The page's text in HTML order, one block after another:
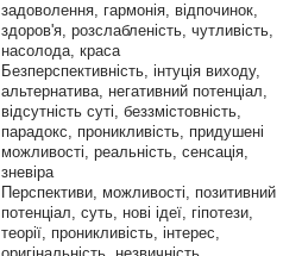
задоволення, гармонія, відпочинок,
здоров'я, розслабленість, чутливість,
насолода, краса
Безперспективність, інтуція виходу,
альтернатива, негативний потенціал,
відсутність суті, беззмістовність,
парадокс, проникливість, придушені
можливості, реальність, сенсація,
зневіра
Перспективи, можливості, позитивний
потенціал, суть, нові ідеї, гіпотези,
теорії, проникливість, інтерес,